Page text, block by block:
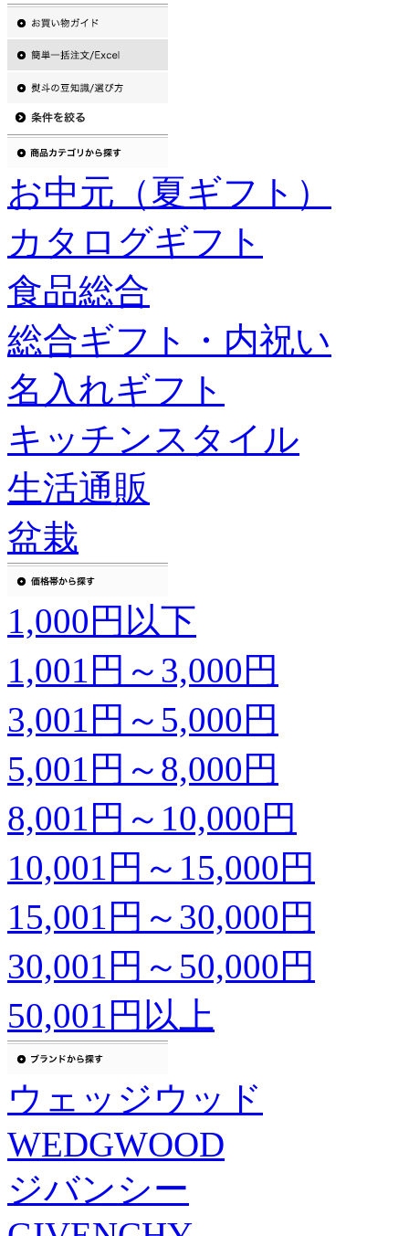
お中元（夏ギフト）
カタログギフト
食品総合
総合ギフト・内祝い
名入れギフト
キッチンスタイル
生活通販
盆栽
1,000円以下
1,001円～3,000円
3,001円～5,000円
5,001円～8,000円
8,001円～10,000円
10,001円～15,000円
15,001円～30,000円
30,001円～50,000円
50,001円以上
ウェッジウッド
WEDGWOOD
ジバンシー